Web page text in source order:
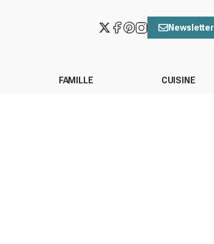
Newsletter
FAMILLE CUISINE